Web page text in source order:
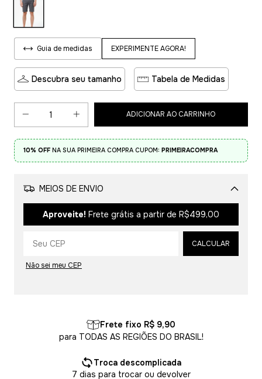
Guia de medidas EXPERIMENTE AGORA!
Descubra seu tamanho Tabela de Medidas
10% OFF NA SUA PRIMEIRA COMPRA CUPOM: PRIMEIRACOMPRA
MEIOS DE ENVIO
Aproveite! Frete grátis a partir de R$499,00
CALCULAR
Não sei meu CEP
Frete fixo R$ 9,90
para TODAS AS REGIÕES DO BRASIL!
Troca descomplicada
7 dias para trocar ou devolver